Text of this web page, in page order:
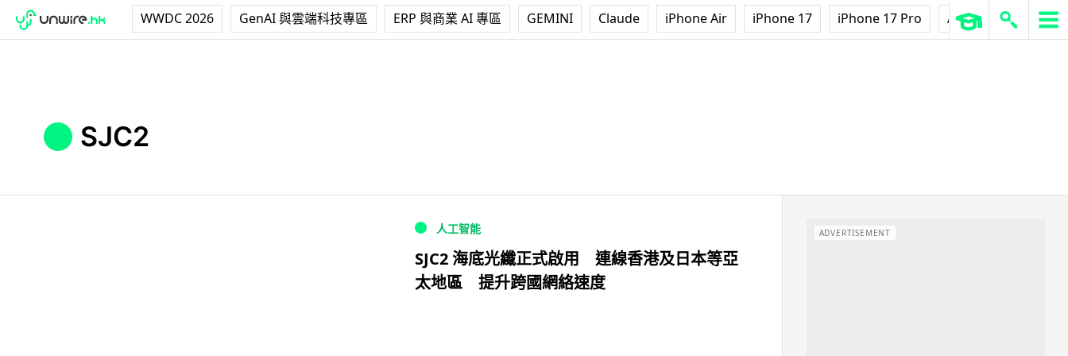
WWDC 2026 GenAI 與雲端科技專區 ERP 與商業 AI 專區 GEMINI Claude iPhone Air iPhone 17 iPhone 17 Pro AirPods Pro 3
SJC2
人工智能
SJC2 海底光纖正式啟用 連線香港及日本等亞
太地區 提升跨國網絡速度
ADVERTISEMENT